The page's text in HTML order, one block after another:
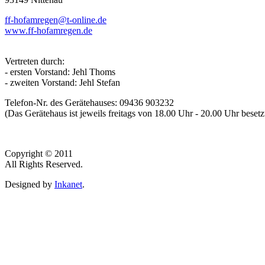
ff-hofamregen@t-online.de
www.ff-hofamregen.de
Vertreten durch:
- ersten Vorstand: Jehl Thoms
- zweiten Vorstand: Jehl Stefan
Telefon-Nr. des Gerätehauses: 09436 903232
(Das Gerätehaus ist jeweils freitags von 18.00 Uhr - 20.00 Uhr
Copyright © 2011
All Rights Reserved.
Designed by Inkanet.